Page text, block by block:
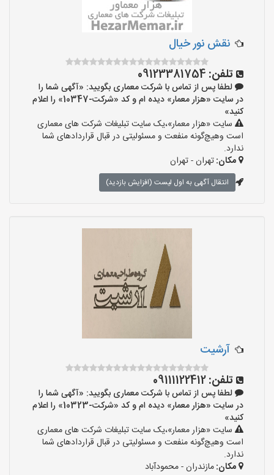
نقش نور خیال
تلفن: 09123381754
لطفا پس از تماس با شرکت معماری بگویید: «آگهی شما را
در سایت «هزار معمار» دیده ام و کد «شرکت-10347» را اعلام
کنید»
سایت «هزار معمار»،یک سایت تبلیغات شرکت های معماری
است وهیچ‌گونه منفعت و مسئولیتی در قبال قراردادهای شما
ندارد.
مکان:تهران - تهران
انتقال آگهی به اول لیست (افزایش بازدید)
آرشیت
تلفن:09111122412
لطفا پس از تماس با شرکت معماری بگویید: «آگهی شما را
در سایت «هزار معمار» دیده ام و کد «شرکت-10323» را اعلام
کنید»
سایت «هزار معمار»،یک سایت تبلیغات شرکت های معماری
است وهیچ‌گونه منفعت و مسئولیتی در قبال قراردادهای شما
ندارد.
مکان:مازندران - محمودآباد